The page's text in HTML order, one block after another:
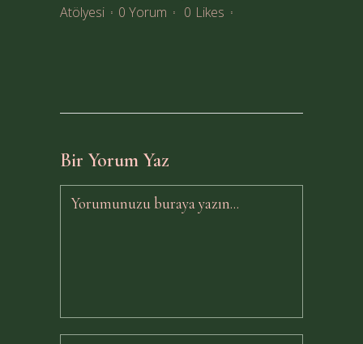
Atölyesi
0 Yorum 0 Likes
Bir Yorum Yaz